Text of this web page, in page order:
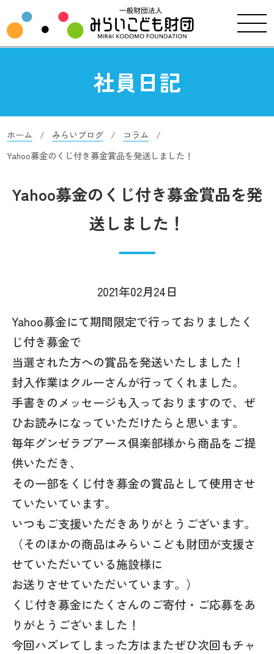
社員日記
ホーム みらいブログ
コラム
Yahoo募金のくじ付き募金賞品を発送しました！
Yahoo募金のくじ付き募金賞品を発
送しました！
2021年02月24日
Yahoo募金にて期間限定で行っておりましたく
じ付き募金で
当選された方への賞品を発送いたしました！
封入作業はクルーさんが行ってくれました。
手書きのメッセージも入っておりますので、ぜ
ひお読みになっていただけたらと思います。
毎年グンゼラブアース倶楽部様から商品をご提
供いただき、
その一部をくじ付き募金の賞品として使用させ
ていたいています。
いつもご支援いただきありがとうございます。
（そのほかの商品はみらいこども財団が支援さ
せていただいている施設様に
お送りさせていただいています。）
くじ付き募金にたくさんのご寄付・ご応募をあ
りがとうございました！
今回ハズレてしまった方はまたぜひ次回もチャ